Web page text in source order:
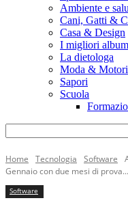
Ambiente e
Cani, Gatti &
Casa & Design
I migliori
La dietologa
Moda & Motori
Sapori
Scuola
Home Tecnologia Software
Gennaio con due mesi di prova...
Software